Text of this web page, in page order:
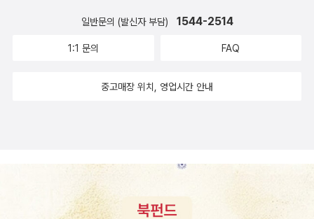
일반문의 (발신자 부담) 1544-2514
1:1 문의 FAQ
중고매장 위치, 영업시간 안내